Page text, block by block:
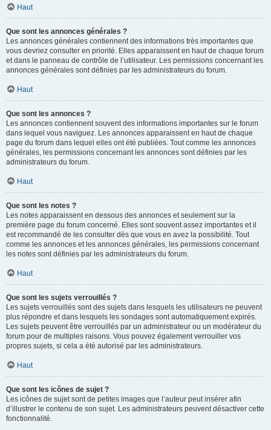
Haut
Que sont les annonces générales ?
Les annonces générales contiennent des informations très importantes que
vous devriez consulter en priorité. Elles apparaissent en haut de chaque forum
et dans le panneau de contrôle de l’utilisateur. Les permissions concernant les
annonces générales sont définies par les administrateurs du forum.
Haut
Que sont les annonces ?
Les annonces contiennent souvent des informations importantes sur le forum
dans lequel vous naviguez. Les annonces apparaissent en haut de chaque
page du forum dans lequel elles ont été publiées. Tout comme les annonces
générales, les permissions concernant les annonces sont définies par les
administrateurs du forum.
Haut
Que sont les notes ?
Les notes apparaissent en dessous des annonces et seulement sur la
première page du forum concerné. Elles sont souvent assez importantes et il
est recommandé de les consulter dès que vous en avez la possibilité. Tout
comme les annonces et les annonces générales, les permissions concernant
les notes sont définies par les administrateurs du forum.
Haut
Que sont les sujets verrouillés ?
Les sujets verrouillés sont des sujets dans lesquels les utilisateurs ne peuvent
plus répondre et dans lesquels les sondages sont automatiquement expirés.
Les sujets peuvent être verrouillés par un administrateur ou un modérateur du
forum pour de multiples raisons. Vous pouvez également verrouiller vos
propres sujets, si cela a été autorisé par les administrateurs.
Haut
Que sont les icônes de sujet ?
Les icônes de sujet sont de petites images que l’auteur peut insérer afin
d’illustrer le contenu de son sujet. Les administrateurs peuvent désactiver cette
fonctionnalité.